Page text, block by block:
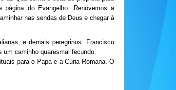
página do Evangelho. Renovemos a
nas sendas de Deus e chegar à
e demais peregrinos. Francisco
um caminho quaresmal fecundo.
para o Papa e a Cúria Romana. O